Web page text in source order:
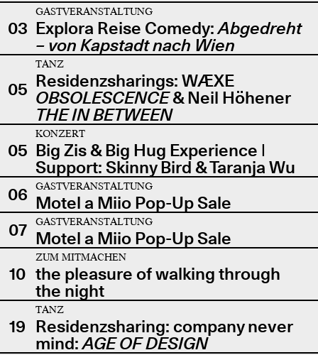
03
GASTVERANSTALTUNG
Explora Reise Comedy:Abgedreht
– von Kapstadt nach Wien
05
TANZ
Residenzsharings: WÆXE
OBSOLESCENCE& Neil Höhener
THE IN BETWEEN
05
KONZERT
Big Zis & Big Hug Experience |
Support: Skinny Bird & Taranja Wu
06
GASTVERANSTALTUNG
Motel a Miio Pop-Up Sale
07
GASTVERANSTALTUNG
Motel a Miio Pop-Up Sale
10
ZUM MITMACHEN
the pleasure of walking through
the night
19
TANZ
Residenzsharing: company never
mind:AGE OF DESIGN